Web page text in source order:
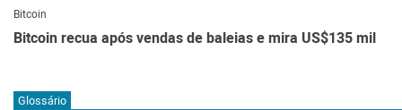
Bitcoin
Bitcoin recua após vendas de baleias e mira US$135 mil
Glossário